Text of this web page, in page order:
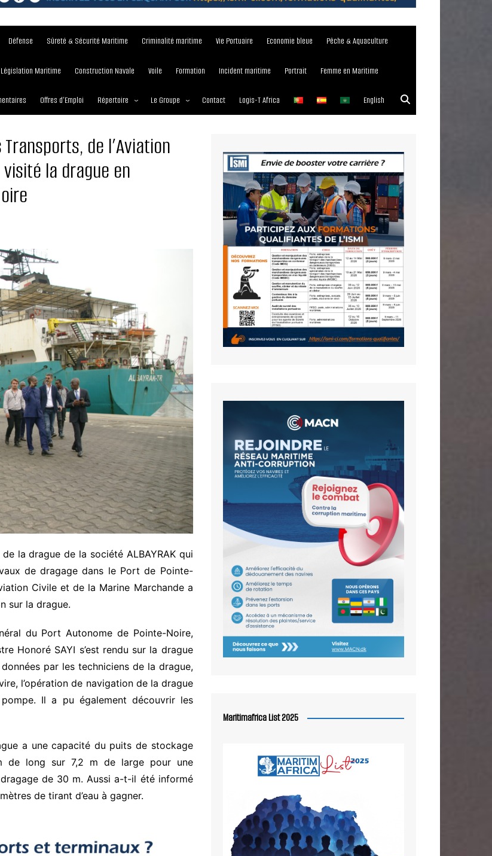
Défense Sûreté & Sécurité Maritime Criminalité maritime Vie Portuaire Economie bleue Pêche & Aquaculture
Législation Maritime Construction Navale Voile Formation Incident maritime Portrait Femme en Maritime
Offres d’Emploi Répertoire
Écoles maritimes
Journées
Le Groupe
Nos Services
Media Partner 2019 – 2023
Contact Logis-T Africa English
de l’Aviation
la drague en
la drague de la société ALBAYRAK qui
de dragage dans le Port de Pointe-
Civile et de la Marine Marchande a
sur la drague.
du Port Autonome de Pointe-Noire,
Honoré SAYI s’est rendu sur la drague
par les techniciens de la drague,
l’opération de navigation de la drague
Il a pu également découvrir les
a une capacité du puits de stockage
de long sur 7,2 m de large pour une
de 30 m. Aussi a-t-il été informé
de tirant d’eau à gagner.
Maritimafrica List 2025